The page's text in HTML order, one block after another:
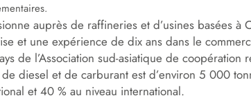
auprès de raffineries et d’usines basées
et une expérience de dix ans dans le
de l’Association sud-asiatique de coopération
diesel et de carburant est d’environ 5 000
et 40 % au niveau international.